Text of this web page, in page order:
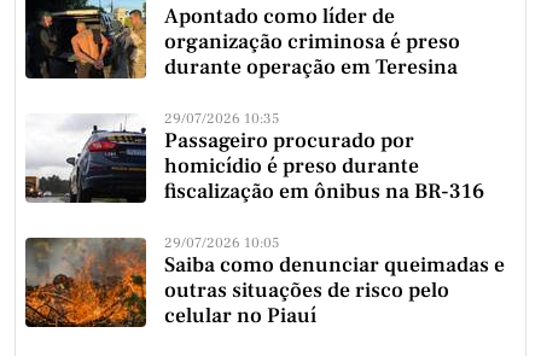
Apontado como líder de
organização criminosa é preso
durante operação em Teresina
29/07/2026 10:35
Passageiro procurado por
homicídio é preso durante
fiscalização em ônibus na BR-316
29/07/2026 10:05
Saiba como denunciar queimadas e
outras situações de risco pelo
celular no Piauí